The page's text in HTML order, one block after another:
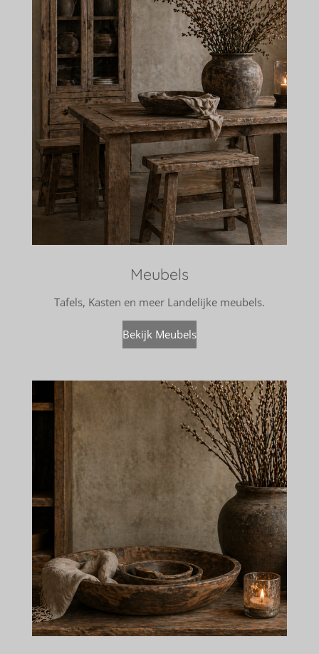
Meubels
Tafels, Kasten en meer Landelijke meubels.
Bekijk Meubels